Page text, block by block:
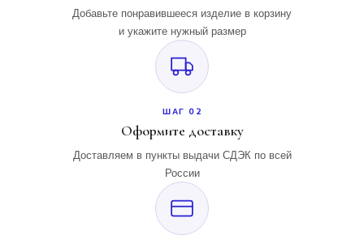
Добавьте понравившееся изделие в корзину
и укажите нужный размер
ШАГ 02
Оформите доставку
Доставляем в пункты выдачи СДЭК по всей
России